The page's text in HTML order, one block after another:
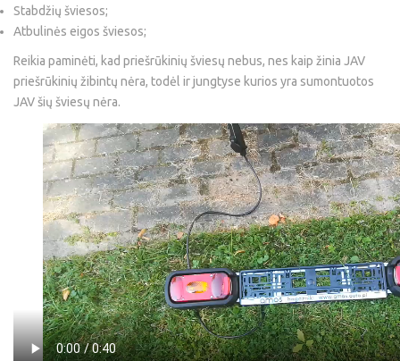
Stabdžių šviesos;
Atbulinės eigos šviesos;
Reikia paminėti, kad priešrūkinių šviesų nebus, nes kaip žinia JAV
priešrūkinių žibintų nėra, todėl ir jungtyse kurios yra sumontuotos
JAV šių šviesų nėra.